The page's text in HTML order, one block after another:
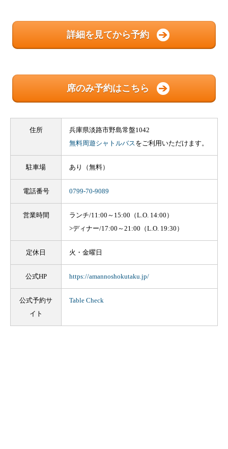
詳細を見てから予約
席のみ予約はこちら
住所
兵庫県淡路市野島常盤1042
無料周遊シャトルバス をご利用いただけます。
駐車場 あり（無料）
電話番号 0799-70-9089
営業時間
ランチ/11:00～15:00（L.O. 14:00）
>ディナー/17:00～21:00（L.O. 19:30）
定休日 火・金曜日
公式HP https://amannoshokutaku.jp/
公式予約サ
イト
Table Check